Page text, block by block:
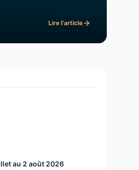
Lire l'article
au 2 août 2026